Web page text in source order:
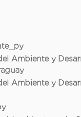
Ambiente y
Ambiente y